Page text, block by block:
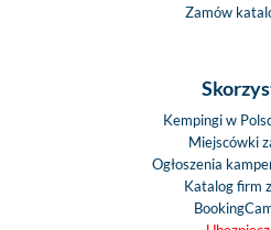
Zamów
Kempingi w
Miejscówki
Ogłoszenia
Katalog firm